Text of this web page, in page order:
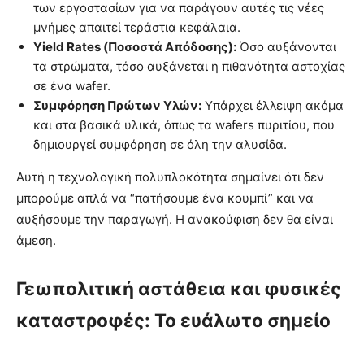
των εργοστασίων για να παράγουν αυτές τις νέες
μνήμες απαιτεί τεράστια κεφάλαια.
Yield Rates (Ποσοστά Απόδοσης): Όσο αυξάνονται
τα στρώματα, τόσο αυξάνεται η πιθανότητα αστοχίας
σε ένα wafer.
Συμφόρηση Πρώτων Υλών: Υπάρχει έλλειψη ακόμα
και στα βασικά υλικά, όπως τα wafers πυριτίου, που
δημιουργεί συμφόρηση σε όλη την αλυσίδα.
Αυτή η τεχνολογική πολυπλοκότητα σημαίνει ότι δεν
μπορούμε απλά να “πατήσουμε ένα κουμπί” και να
αυξήσουμε την παραγωγή. Η ανακούφιση δεν θα είναι
άμεση.
Γεωπολιτική αστάθεια και φυσικές
καταστροφές: Το ευάλωτο σημείο